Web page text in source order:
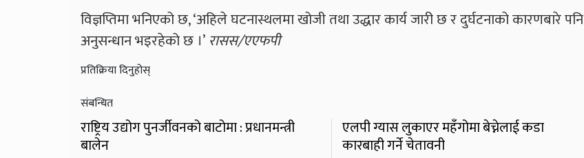
विज्ञप्तिमा भनिएको छ, ‘अहिले घटनास्थलमा खोजी तथा उद्धार कार्य जारी छ र दुर्घटनाको कारणबारे पनि
अनुसन्धान भइरहेको छ ।’ रासस/एएफपी
प्रतिक्रिया दिनुहोस्
संबन्धित
राष्ट्रिय उद्योग पुनर्जीवनको बाटोमा : प्रधानमन्त्री
बालेन
एलपी ग्यास लुकाएर महँगोमा बेच्नेलाई कडा
कारबाही गर्ने चेतावनी